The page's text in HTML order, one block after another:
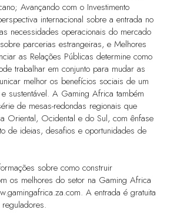
Avançando com o Investimento
internacional sobre a entrada no
necessidades operacionais do mercado
parcerias estrangeiras, e Melhores
as Relações Públicas determine como
trabalhar em conjunto para mudar as
melhor os benefícios sociais de um
sustentável. A Gaming Africa também
de mesas-redondas regionais que
Oriental, Ocidental e do Sul, com ênfase
de ideias, desafios e oportunidades de
sobre como construir
os melhores do setor na Gaming Africa
A entrada é gratuita